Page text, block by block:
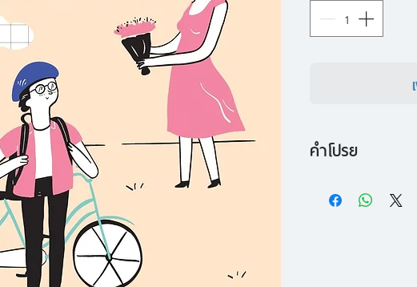
คำโปรย
ลำดับที่ 2 ของชุ